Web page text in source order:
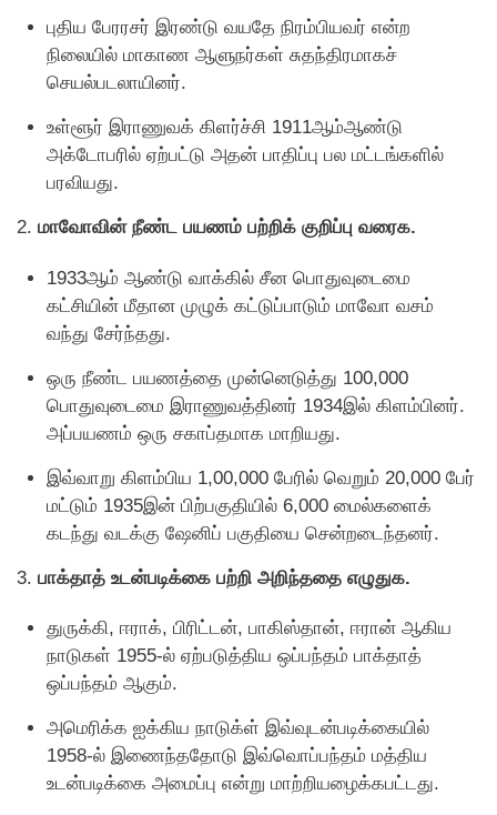
புதிய பேரரசர் இரண்டு வயதே நிரம்பியவர் என்ற
நிலையில் மாகாண ஆளுநர்கள் சுதந்திரமாகச்
செயல்படலாயினர்.
உள்ளூர் இராணுவக் கிளர்ச்சி 1911ஆம்ஆண்டு
அக்டோபரில் ஏற்பட்டு அதன் பாதிப்பு பல மட்டங்களில்
பரவியது.
2. மாவோவின் நீண்ட பயணம் பற்றிக் குறிப்பு வரைக.
1933ஆம் ஆண்டு வாக்கில் சீன பொதுவுடைமை
கட்சியின் மீதான முழுக் கட்டுப்பாடும் மாவோ வசம்
வந்து சேர்ந்தது.
ஒரு நீண்ட பயணத்தை முன்னெடுத்து 100,000
பொதுவுடைமை இராணுவத்தினர் 1934இல் கிளம்பினர்.
அப்பயணம் ஒரு சகாப்தமாக மாறியது.
இவ்வாறு கிளம்பிய 1,00,000 பேரில் வெறும் 20,000 பேர்
மட்டும் 1935இன் பிற்பகுதியில் 6,000 மைல்களைக்
கடந்து வடக்கு ஷேனிப் பகுதியை சென்றடைந்தனர்.
3. பாக்தாத் உடன்படிக்கை பற்றி அறிந்ததை எழுதுக.
துருக்கி, ஈராக், பிரிட்டன், பாகிஸ்தான், ஈரான் ஆகிய
நாடுகள் 1955-ல் ஏற்படுத்திய ஒப்பந்தம் பாக்தாத்
ஒப்பந்தம் ஆகும்.
அமெரிக்க ஐக்கிய நாடுக்ள் இவ்வுடன்படிக்கையில்
1958-ல் இணைந்ததோடு இவ்வொப்பந்தம் மத்திய
உடன்படிக்கை அமைப்பு என்று மாற்றியழைக்கபட்டது.